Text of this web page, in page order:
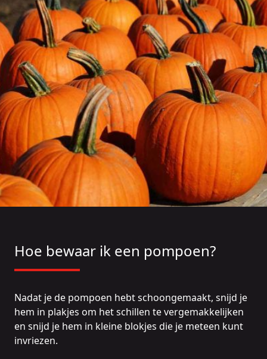
Hoe bewaar ik een pompoen?
Nadat je de pompoen hebt schoongemaakt, snijd je
hem in plakjes om het schillen te vergemakkelijken
en snijd je hem in kleine blokjes die je meteen kunt
invriezen.